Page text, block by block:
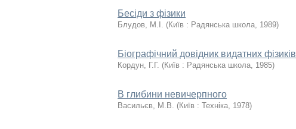
Бесіди з фізики
Блудов, М.І. (Київ : Радянська школа, 1989)
Біографічний довідник видатних фізиків
Кордун, Г.Г. (Київ : Радянська школа, 1985)
В глибини невичерпного
Васильєв, М.В. (Київ : Техніка, 1978)